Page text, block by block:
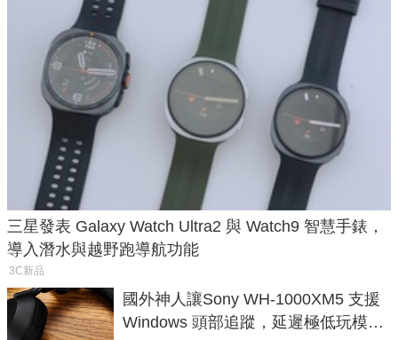
三星發表 Galaxy Watch Ultra2 與 Watch9 智慧手錶，
導入潛水與越野跑導航功能
3C新品
國外神人讓Sony WH-1000XM5 支援
Windows 頭部追蹤，延遲極低玩模擬